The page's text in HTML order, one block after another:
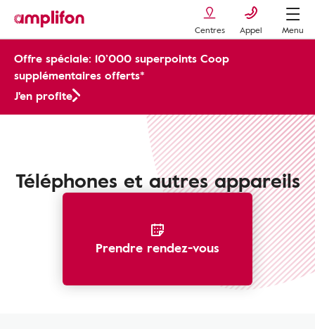
Centres Appel Menu
Offre spéciale: 10’000 superpoints Coop
supplémentaires offerts*
J'en profite
Téléphones et autres appareils
Prendre rendez-vous